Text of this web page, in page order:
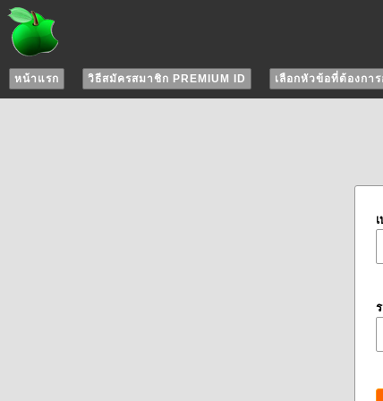
หน้าแรก วิธีสมัครสมาชิก PREMIUM ID เลือกหัวข้อที่ต้องกา